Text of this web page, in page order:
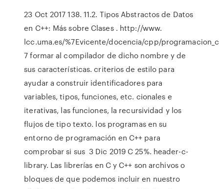
23 Oct 2017 138. 11.2. Tipos Abstractos de Datos
en C++: Más sobre Clases . http://www.
lcc.uma.es/%7Evicente/docencia/cpp/
7 formar al compilador de dicho nombre y de
sus características. criterios de estilo para
ayudar a construir identificadores para
variables, tipos, funciones, etc. cionales e
iterativas, las funciones, la recursividad y los
flujos de tipo texto. los programas en su
entorno de programación en C++ para
comprobar si sus 3 Dic 2019 C 25%. header-c-
library. Las librerías en C y C++ son archivos o
bloques de que podemos incluir en nuestro